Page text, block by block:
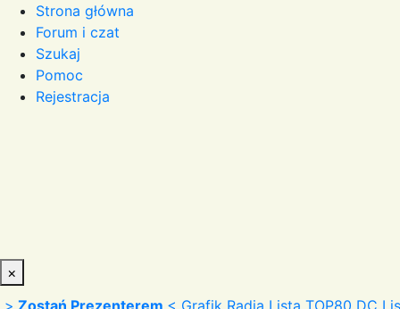
Strona główna
Forum i czat
Szukaj
Pomoc
Rejestracja
×
> Zostań Prezenterem < Grafik Radia Lista TOP80 DC